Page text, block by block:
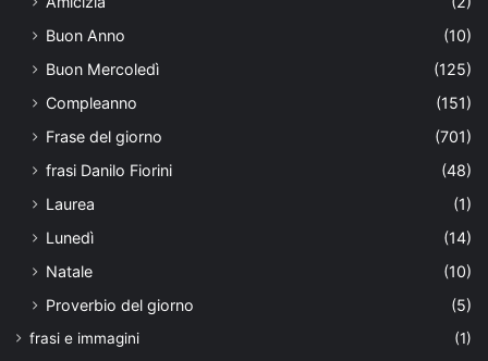
Buon Anno
(10)
Buon Mercoledì
(125)
Compleanno
(151)
Frase del giorno
(701)
frasi Danilo Fiorini
(48)
Laurea
(1)
Lunedì
(14)
Natale
(10)
Proverbio del giorno
(5)
frasi e immagini
(1)